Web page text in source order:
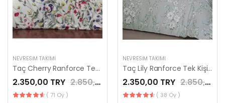
NEVRESIM TAKIMI
Taç Cherry Ranforce Tek Kişilik Nevresim Takımı Yeşil
2.350,00 TRY 2.850,00 TRY
( 71 Oy )
NEVRESIM TAKIMI
Taç Lily Ranforce Tek Kişilik Nevresim Takımı Gri
2.350,00 TRY 2.850,00 TRY
( 38 Oy )